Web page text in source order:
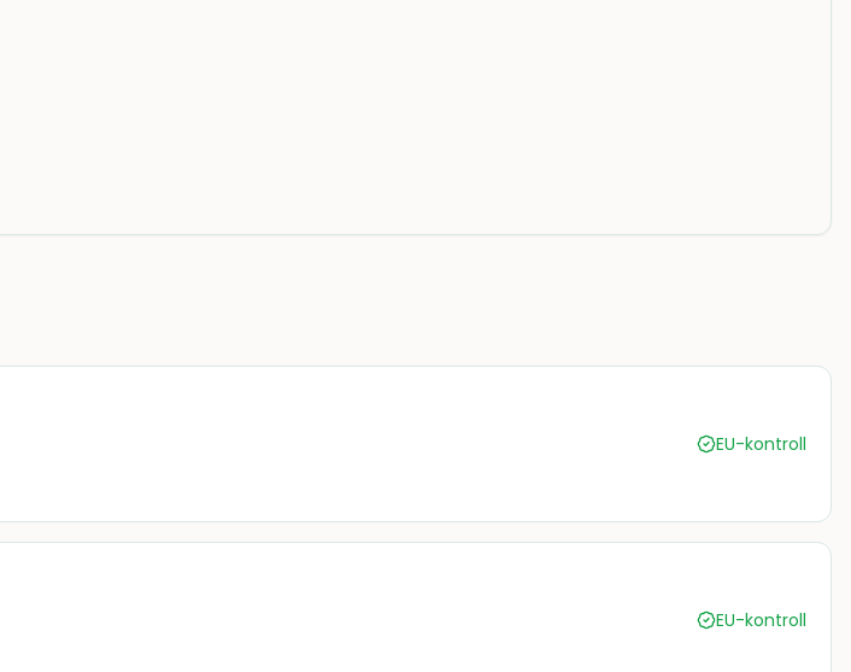
EU-kontroll
EU-kontroll